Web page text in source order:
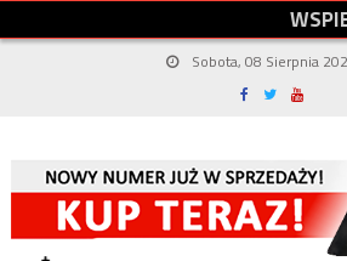
WSPI
Sobota, 08 Sierpnia